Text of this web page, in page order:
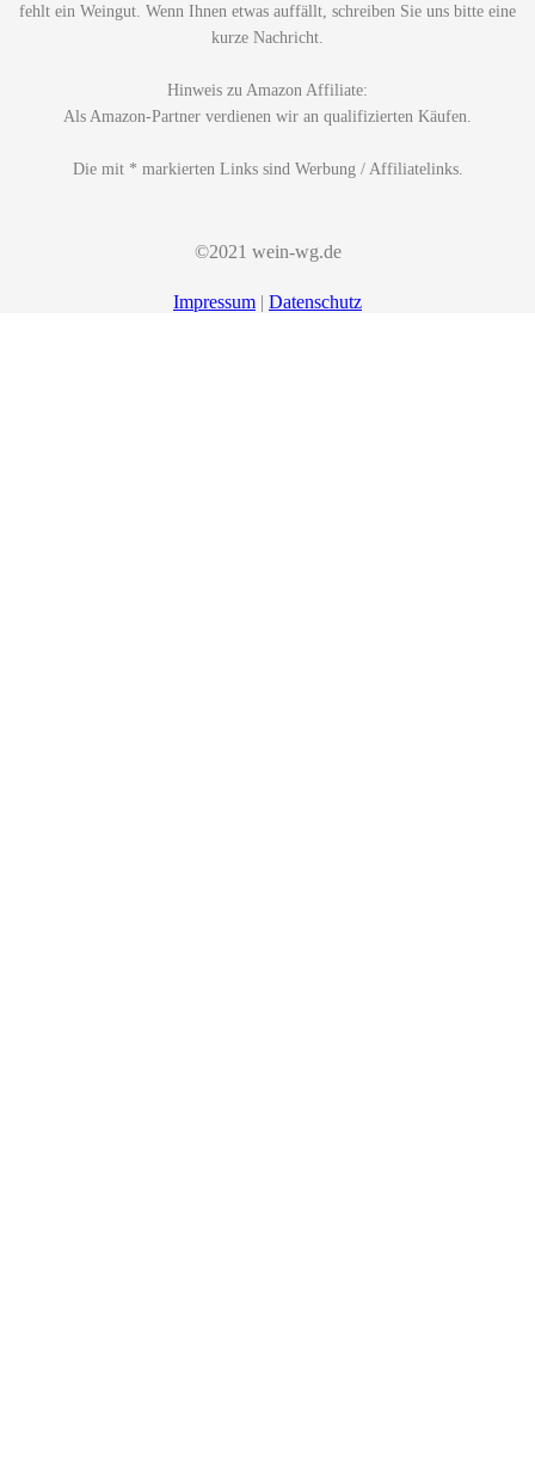
fehlt ein Weingut. Wenn Ihnen etwas auffällt, schreiben Sie uns bitte eine
kurze Nachricht.
Hinweis zu Amazon Affiliate:
Als Amazon-Partner verdienen wir an qualifizierten Käufen.
Die mit * markierten Links sind Werbung / Affiliatelinks.
©2021 wein-wg.de
Impressum | Datenschutz